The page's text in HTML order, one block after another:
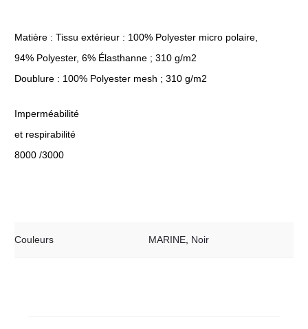
Matière : Tissu extérieur : 100% Polyester micro polaire,
94% Polyester, 6% Élasthanne ; 310 g/m2
Doublure : 100% Polyester mesh ; 310 g/m2
Imperméabilité
et respirabilité
8000 /3000
Couleurs MARINE Noir